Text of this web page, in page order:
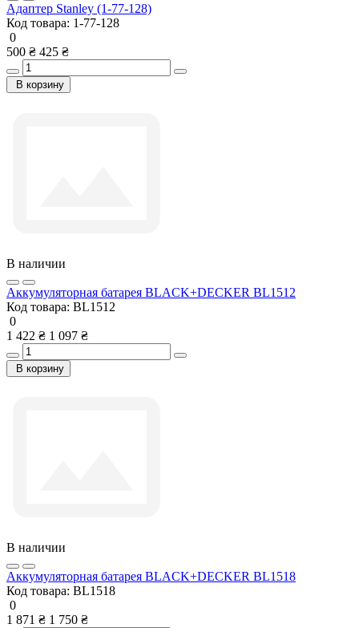
Адаптер Stanley (1-77-128)
Код товара: 1-77-128
0
500 ₴ 425 ₴
В корзину
В наличии
Аккумуляторная батарея BLACK+DECKER BL1512
Код товара: BL1512
0
1 422 ₴ 1 097 ₴
В корзину
В наличии
Аккумуляторная батарея BLACK+DECKER BL1518
Код товара: BL1518
0
1 871 ₴ 1 750 ₴